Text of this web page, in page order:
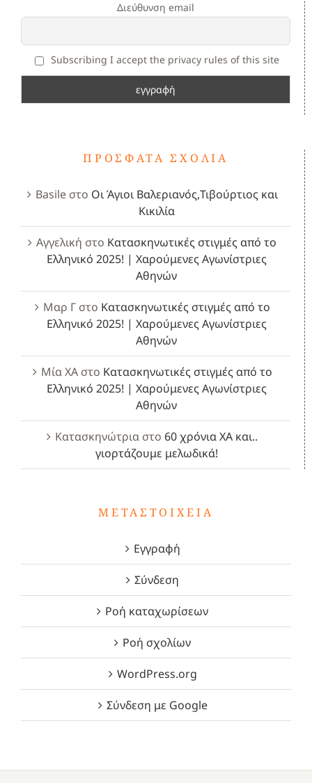
Διεύθυνση email
Subscribing I accept the privacy rules of this site
ΠΡΌΣΦΑΤΑ ΣΧΌΛΙΑ
Basileστο Οι Άγιοι Βαλεριανός,Τιβούρτιος και
Κικιλία
Αγγελική στο Κατασκηνωτικές στιγμές από το
Ελληνικό 2025! | Χαρούμενες Αγωνίστριες
Αθηνών
Μαρ Γστο Κατασκηνωτικές στιγμές από το
Ελληνικό 2025! | Χαρούμενες Αγωνίστριες
Αθηνών
Μία ΧΑστο Κατασκηνωτικές στιγμές από το
Ελληνικό 2025! | Χαρούμενες Αγωνίστριες
Αθηνών
Κατασκηνώτρια στο 60 χρόνια ΧΑ και..
γιορτάζουμε μελωδικά!
ΜΕΤΑΣΤΟΙΧΕΊΑ
Εγγραφή
Σύνδεση
Ροή καταχωρίσεων
Ροή σχολίων
WordPress.org
Σύνδεση με Google